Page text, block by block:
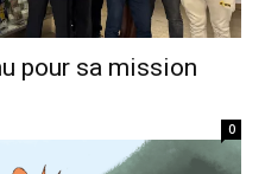
pour sa mission
0